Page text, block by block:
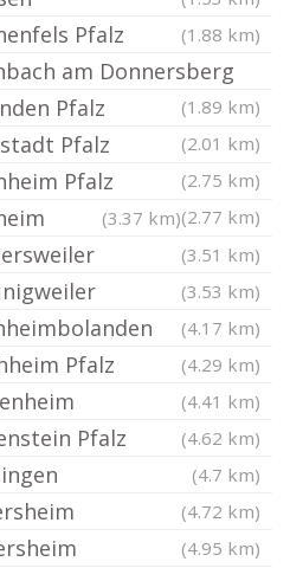
Pfalz (1.88 km)
am Donnersberg
(1.89 km)
Pfalz
(2.01 km)
Pfalz
(2.75 km)
Pfalz
(2.77 km)
(3.37 km)
(3.51 km)
(3.53 km)
(4.17 km)
Pfalz (4.29 km)
(4.41 km)
Pfalz (4.62 km)
(4.7 km)
(4.72 km)
(4.95 km)